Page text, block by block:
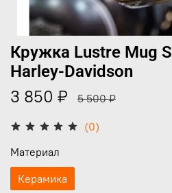
(0)
Кружка Lustre Mug
Harley-Davidson
3 850 ₽ 5 500 ₽
Материал
Керамика